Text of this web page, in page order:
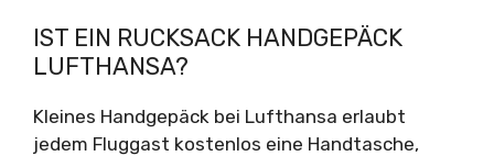
IST EIN RUCKSACK HANDGEPÄCK
LUFTHANSA?
Kleines Handgepäck bei Lufthansa erlaubt
jedem Fluggast kostenlos eine Handtasche,